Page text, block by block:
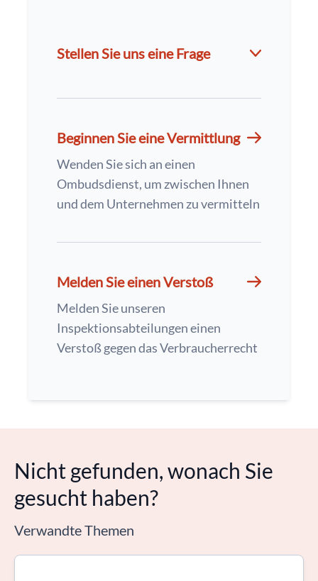
Stellen Sie uns eine Frage
Beginnen Sie eine Vermittlung
Wenden Sie sich an einen
Ombudsdienst, um zwischen Ihnen
und dem Unternehmen zu vermitteln
Melden Sie einen Verstoß
Melden Sie unseren
Inspektionsabteilungen einen
Verstoß gegen das Verbraucherrecht
Nicht gefunden, wonach Sie
gesucht haben?
Verwandte Themen